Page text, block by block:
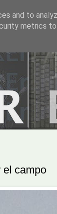
el campo
and to
metrics